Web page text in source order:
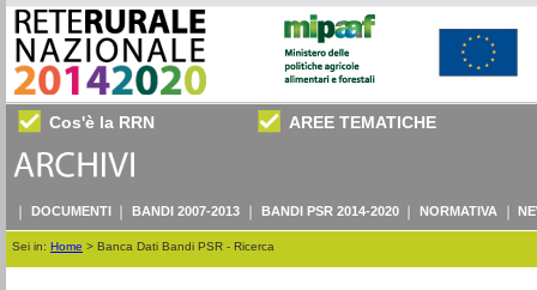
Cos'è la RRN AREE TEMATICHE
DOCUMENTI BANDI 2007-2013 BANDI PSR 2014-2020 NORMATIVA
Sei in: Home > Banca Dati Bandi PSR - Ricerca